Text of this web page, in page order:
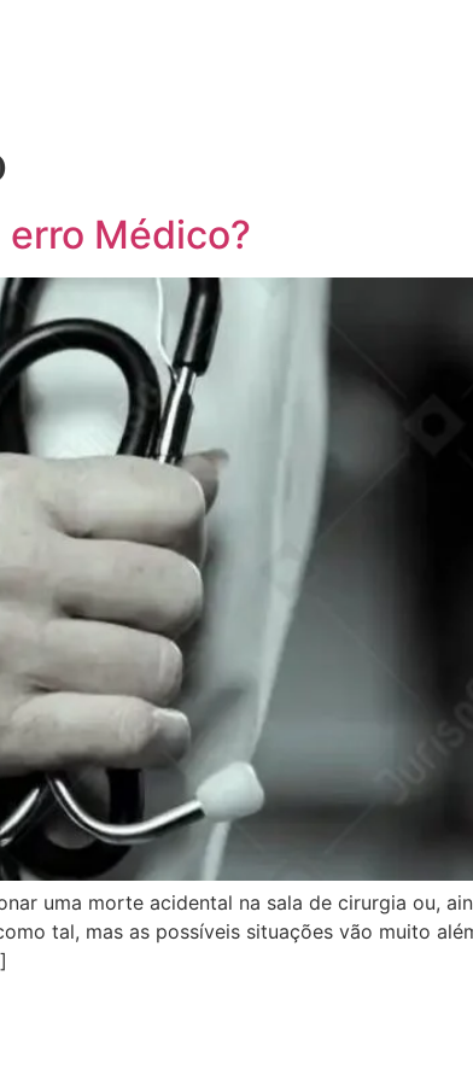
Médico?
uma morte acidental na sala de cirurgia ou,
tal, mas as possíveis situações vão muito